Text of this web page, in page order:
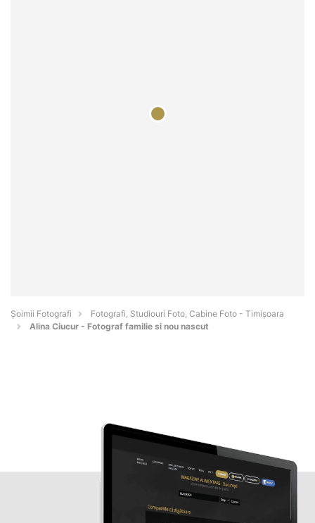
Șoimii Fotografi
Fotografi, Studiouri Foto, Cabine Foto - Timişoara
Alina Ciucur - Fotograf familie si nou nascut